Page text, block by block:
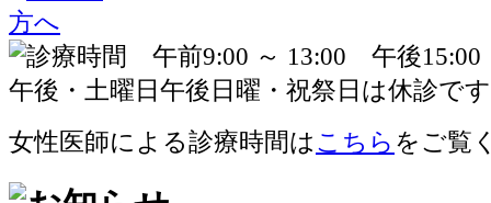
女性医師による診療時間は こちら をご覧